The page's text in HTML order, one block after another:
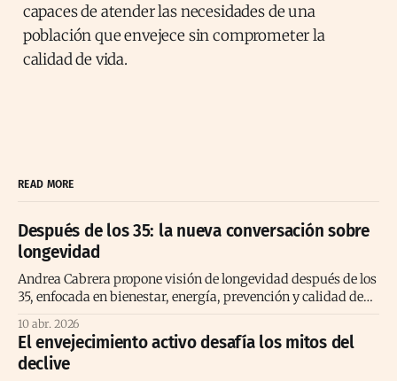
capaces de atender las necesidades de una
población que envejece sin comprometer la
calidad de vida.
READ MORE
Después de los 35: la nueva conversación sobre
longevidad
Andrea Cabrera propone visión de longevidad después de los
35, enfocada en bienestar, energía, prevención y calidad de
vida consciente
10 abr. 2026
El envejecimiento activo desafía los mitos del
declive